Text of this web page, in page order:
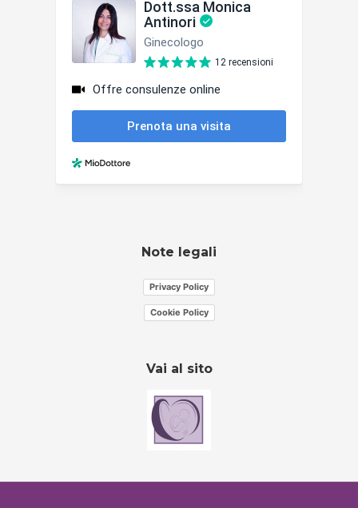
Note legali
Privacy Policy
Cookie Policy
Vai al sito